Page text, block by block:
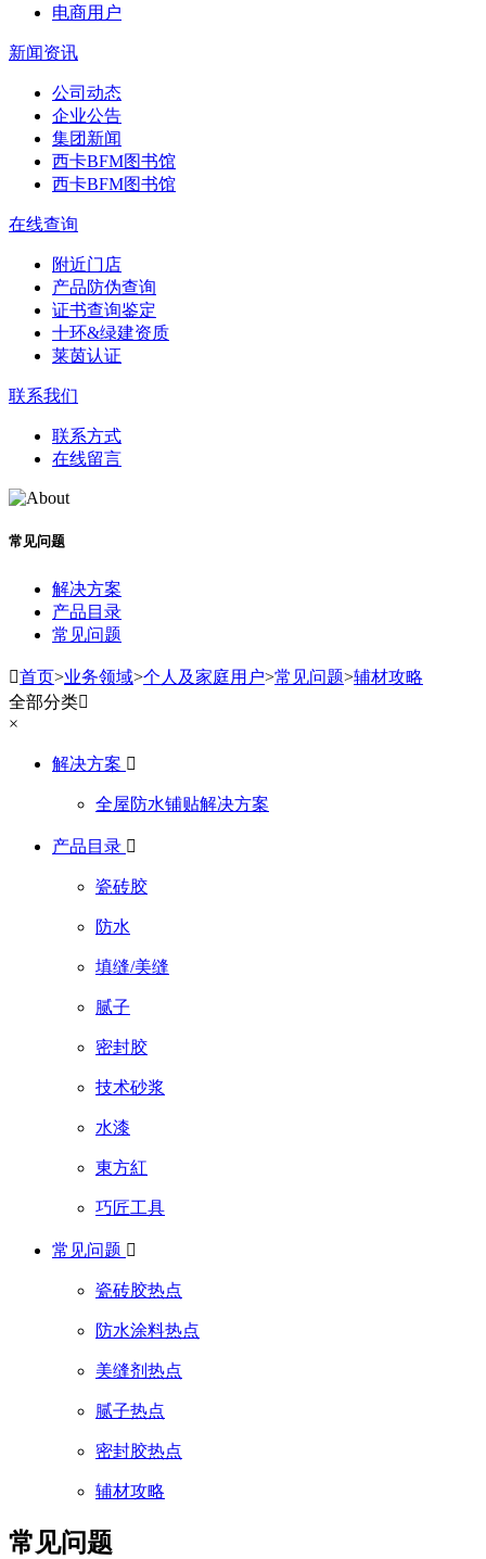
电商用户
新闻资讯
公司动态
企业公告
集团新闻
西卡BFM图书馆
西卡BFM图书馆
在线查询
附近门店
产品防伪查询
证书查询鉴定
十环&绿建资质
莱茵认证
联系我们
联系方式
在线留言
常见问题
解决方案
产品目录
常见问题
首页>业务领域>个人及家庭用户>常见问题>辅材攻略
全部分类
×
解决方案 
全屋防水铺贴解决方案
产品目录 
瓷砖胶
防水
填缝/美缝
腻子
密封胶
技术砂浆
水漆
東方紅
巧匠工具
常见问题 
瓷砖胶热点
防水涂料热点
美缝剂热点
腻子热点
密封胶热点
辅材攻略
常见问题